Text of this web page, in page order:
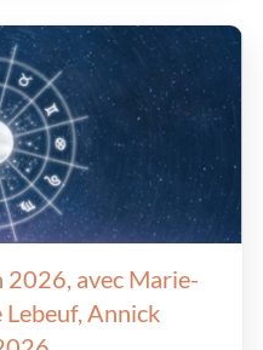
avec Marie-
Annick